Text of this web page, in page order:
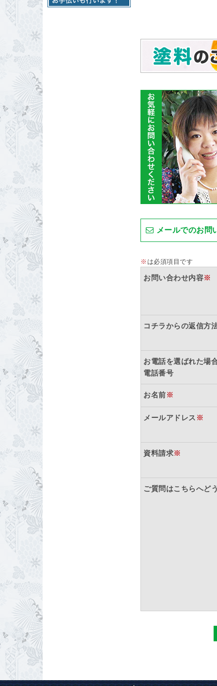
メールでのお問
※ は必須項目です
お問い合わせ内容※
コチラからの返信方
お電話を選ばれた場
電話番号
お名前※
メールアドレス ※
資料請求※
ご質問はこちらへど